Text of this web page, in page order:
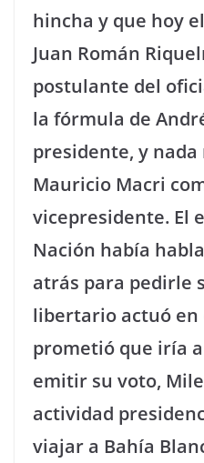
hincha y que hoy
Juan Román
postulante del
la fórmula de
presidente, y nada
Mauricio Macri
vicepresidente. El
Nación había
atrás para pedirle
libertario actuó en
prometió que iría
emitir su voto,
actividad
viajar a Bahía